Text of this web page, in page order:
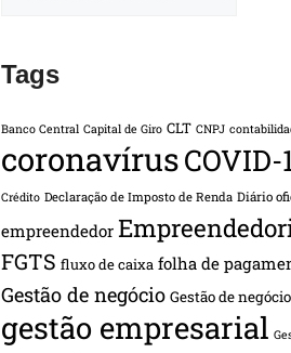
Tags
Banco Central Capital de Giro CLT CNPJ
coronavírusCOVID-
Crédito Declaração de Imposto de Renda Diário
empreendedor
FGTS fluxo de caixa folha de
Gestão de negócio Gestão de
gestão empresarial